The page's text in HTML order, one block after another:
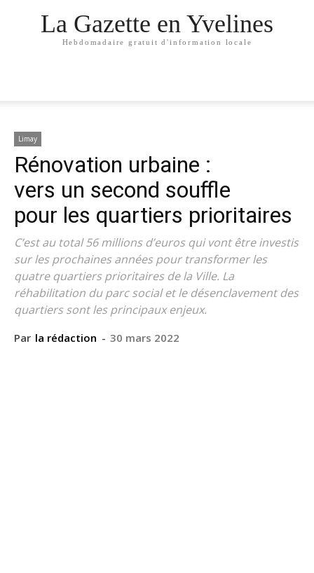
La Gazette en Yvelines
Hebdomadaire gratuit d'information locale
Limay
Rénovation urbaine :
vers un second souffle
pour les quartiers prioritaires
C’est au total 56 millions d’euros qui vont être investis
sur les prochaines années pour transformer les
quatre quartiers prioritaires de la Ville. La
réhabilitation du parc social et le désenclavement des
quartiers sont les principaux enjeux.
Par la rédaction - 30 mars 2022